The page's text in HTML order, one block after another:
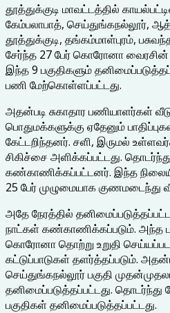
தூத்துக்குடி மாவட்டத்தில்
கேம்பலாபாத், செய்துங்கநல்லூர்,
தூத்துக்குடி, தங்கம்மாள்புரம்,
சேர்ந்த 27 பேர் கொரோனா
இந்த 9 பகுதிகளும்
பணி மேற்கொள்ளப்பட்டது.
அதன்படி சுகாதார பணியாளர்கள்
பொதுமக்களுக்கு ஏதேனும்
கேட்டறிந்தனர். சளி, இருமல்
சிகிச்சை அளிக்கப்பட்டது. தொடர்ந்து
கண்காணிக்கப்பட்டனர். இந்த
25 பேர் முழுமையாக குணமடைந்து
அதே நேரத்தில்
நாட்கள் கண்காணிக்கப்படும். அந்த
கொரோனா தொற்று உறுதி
கட்டுப்பாடுகள் தளர்த்தப்படும்.
செய்துங்கநல்லூர் பகுதி
தனிமைப்படுத்தப்பட்டது. தொடர்ந்து
பகுதிகள் தனிமைப்படுத்தப்பட்டது.